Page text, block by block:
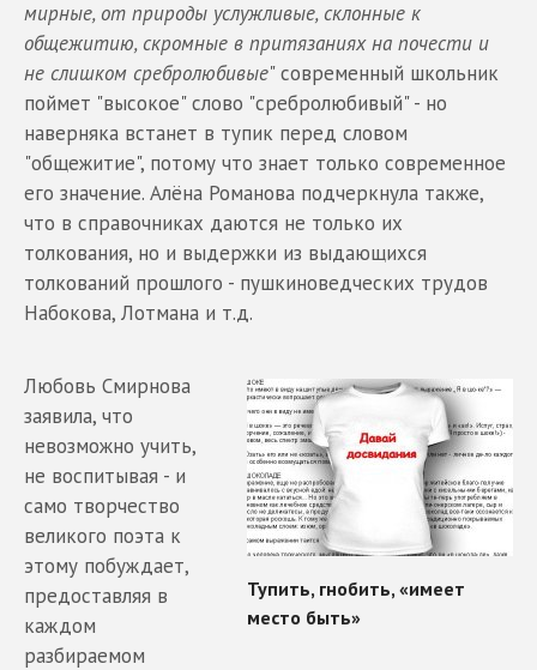
мирные, от природы услужливые, склонные к
общежитию, скромные в притязаниях на почести и
не слишком сребролюбивые" современный школьник
поймет "высокое" слово "сребролюбивый" - но
наверняка встанет в тупик перед словом
"общежитие", потому что знает только современное
его значение. Алёна Романова подчеркнула также,
что в справочниках даются не только их
толкования, но и выдержки из выдающихся
толкований прошлого - пушкиноведческих трудов
Набокова, Лотмана и т.д.
Любовь Смирнова
заявила, что
невозможно учить,
не воспитывая - и
само творчество
великого поэта к
этому побуждает,
предоставляя в
каждом
разбираемом